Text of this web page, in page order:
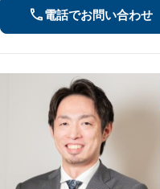
電話でお問い合わせ